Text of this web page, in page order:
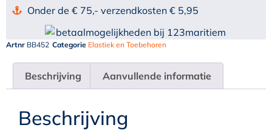
Onder de € 75,- verzendkosten € 5,95
Artnr BB452 Categorie Elastiek en Toebehoren
Beschrijving Aanvullende informatie
Beschrijving